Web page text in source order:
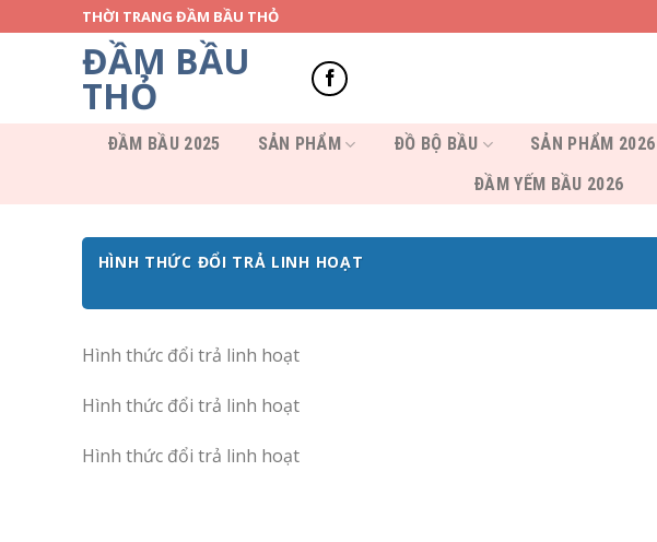
to
THỜI TRANG ĐẦM BẦU THỎ
ĐẦM BẦU
THỎ
ĐẦM BẦU 2025 SẢN PHẨM ĐỒ BỘ BẦU SẢN PHẨM 2026
ĐẦM YẾM BẦU 2026
HÌNH THỨC ĐỔI TRẢ LINH HOẠT
Hình thức đổi trả linh hoạt
Hình thức đổi trả linh hoạt
Hình thức đổi trả linh hoạt